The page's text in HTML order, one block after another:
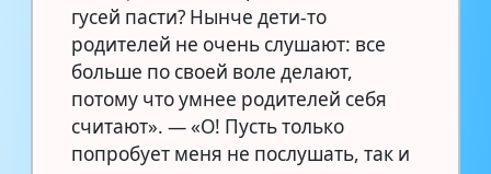
гусей пасти? Нынче дети-то
родителей не очень слушают: все
больше по своей воле делают,
потому что умнее родителей себя
считают». — «О! Пусть только
попробует меня не послушать, так и